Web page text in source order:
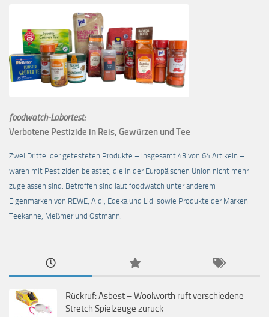
foodwatch-Labortest:
Verbotene Pestizide in Reis, Gewürzen und Tee
Zwei Drittel der getesteten Produkte – insgesamt 43 von 64 Artikeln –
waren mit Pestiziden belastet, die in der Europäischen Union nicht mehr
zugelassen sind. Betroffen sind laut foodwatch unter anderem
Eigenmarken von REWE, Aldi, Edeka und Lidl sowie Produkte der Marken
Teekanne, Meßmer und Ostmann.
Rückruf: Asbest – Woolworth ruft verschiedene
Stretch Spielzeuge zurück